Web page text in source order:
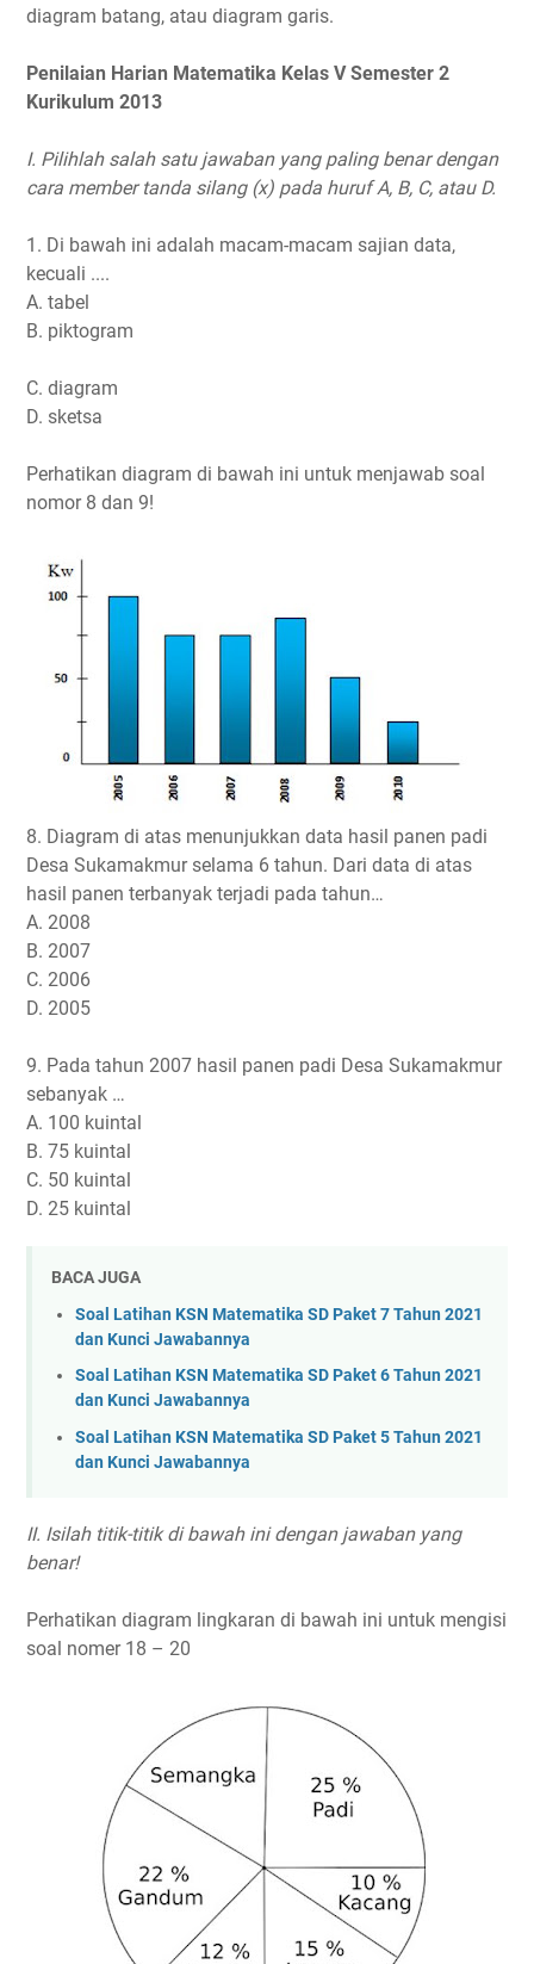
diagram batang, atau diagram garis.
Penilaian Harian Matematika Kelas V Semester 2
Kurikulum 2013
I. Pilihlah salah satu jawaban yang paling benar dengan
cara member tanda silang (x) pada huruf A, B, C, atau D.
1. Di bawah ini adalah macam-macam sajian data,
kecuali ....
A. tabel
B. piktogram
C. diagram
D. sketsa
Perhatikan diagram di bawah ini untuk menjawab soal
nomor 8 dan 9!
8. Diagram di atas menunjukkan data hasil panen padi
Desa Sukamakmur selama 6 tahun. Dari data di atas
hasil panen terbanyak terjadi pada tahun…
A. 2008
B. 2007
C. 2006
D. 2005
9. Pada tahun 2007 hasil panen padi Desa Sukamakmur
sebanyak …
A. 100 kuintal
B. 75 kuintal
C. 50 kuintal
D. 25 kuintal
BACA JUGA
Soal Latihan KSN Matematika SD Paket 7 Tahun 2021
dan Kunci Jawabannya
Soal Latihan KSN Matematika SD Paket 6 Tahun 2021
dan Kunci Jawabannya
Soal Latihan KSN Matematika SD Paket 5 Tahun 2021
dan Kunci Jawabannya
II. Isilah titik-titik di bawah ini dengan jawaban yang
benar!
Perhatikan diagram lingkaran di bawah ini untuk mengisi
soal nomer 18 – 20